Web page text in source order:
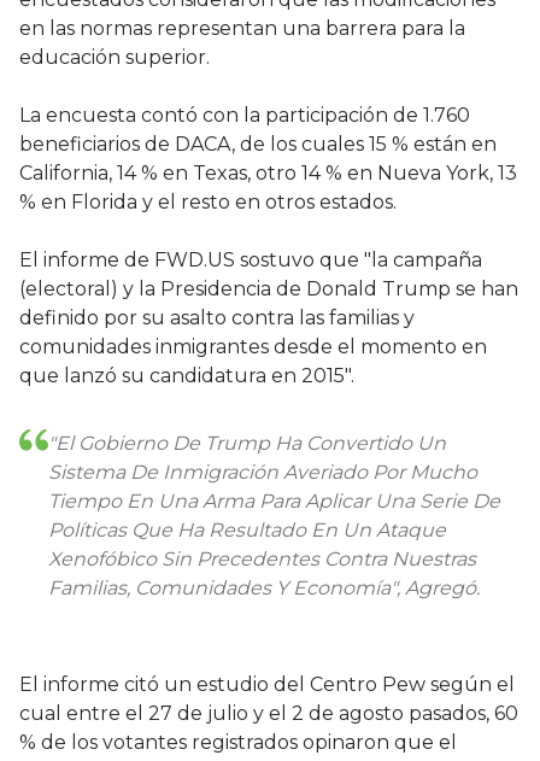
en las normas representan una barrera para la
educación superior.
La encuesta contó con la participación de 1.760
beneficiarios de DACA, de los cuales 15 % están en
California, 14 % en Texas, otro 14 % en Nueva York, 13
% en Florida y el resto en otros estados.
El informe de FWD.US sostuvo que "la campaña
(electoral) y la Presidencia de Donald Trump se han
definido por su asalto contra las familias y
comunidades inmigrantes desde el momento en
que lanzó su candidatura en 2015".
"El Gobierno De Trump Ha Convertido Un
Sistema De Inmigración Averiado Por Mucho
Tiempo En Una Arma Para Aplicar Una Serie De
Políticas Que Ha Resultado En Un Ataque
Xenofóbico Sin Precedentes Contra Nuestras
Familias, Comunidades Y Economía", Agregó.
El informe citó un estudio del Centro Pew según el
cual entre el 27 de julio y el 2 de agosto pasados, 60
% de los votantes registrados opinaron que el